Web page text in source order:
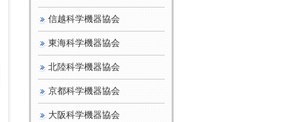
信越科学機器協会
東海科学機器協会
北陸科学機器協会
京都科学機器協会
大阪科学機器協会